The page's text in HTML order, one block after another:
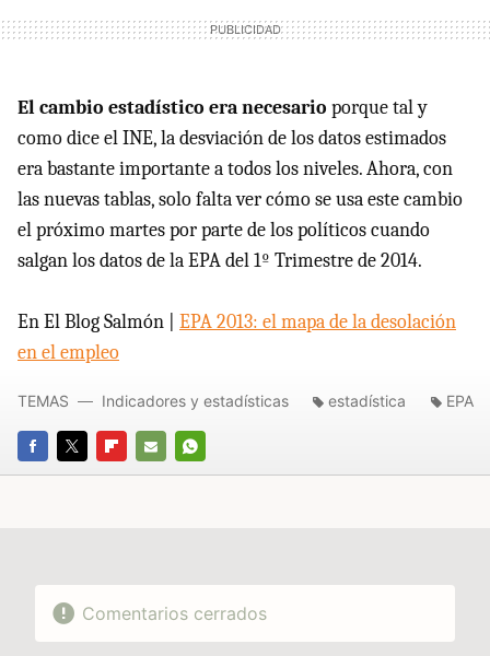
El cambio estadístico era necesario porque tal y
como dice el INE, la desviación de los datos estimados
era bastante importante a todos los niveles. Ahora, con
las nuevas tablas, solo falta ver cómo se usa este cambio
el próximo martes por parte de los políticos cuando
salgan los datos de la EPA del 1º Trimestre de 2014.
En El Blog Salmón | EPA 2013: el mapa de la desolación
en el empleo
FACEBOOK
TWITTERFLIPBOARD
E-
WHATSAPP
TEMAS Indicadores y estadísticas estadística EPA
Comentarios cerrados